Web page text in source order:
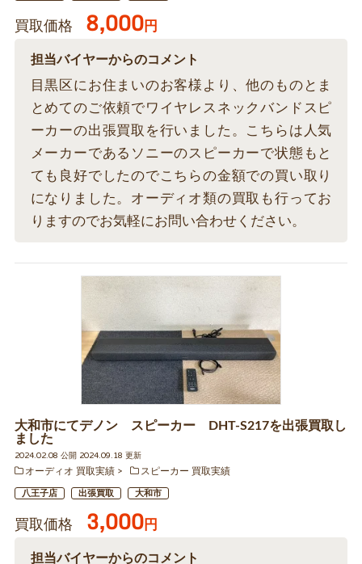
買取価格 8,000円
担当バイヤーからのコメント
目黒区にお住まいのお客様より、他のものとま
とめてのご依頼でワイヤレスネックバンドスピ
ーカーの出張買取を行いました。こちらは人気
メーカーであるソニーのスピーカーで状態もと
ても良好でしたのでこちらの金額での買い取り
になりました。オーディオ類の買取も行ってお
りますのでお気軽にお問い合わせください。
大和市にてデノン スピーカー DHT-S217を出張買取し
ました
2024.02.08 公開 2024.09.18 更新
オーディオ 買取実績
スピーカー 買取実績
八王子店 出張買取 大和市
買取価格 3,000円
担当バイヤーからのコメント